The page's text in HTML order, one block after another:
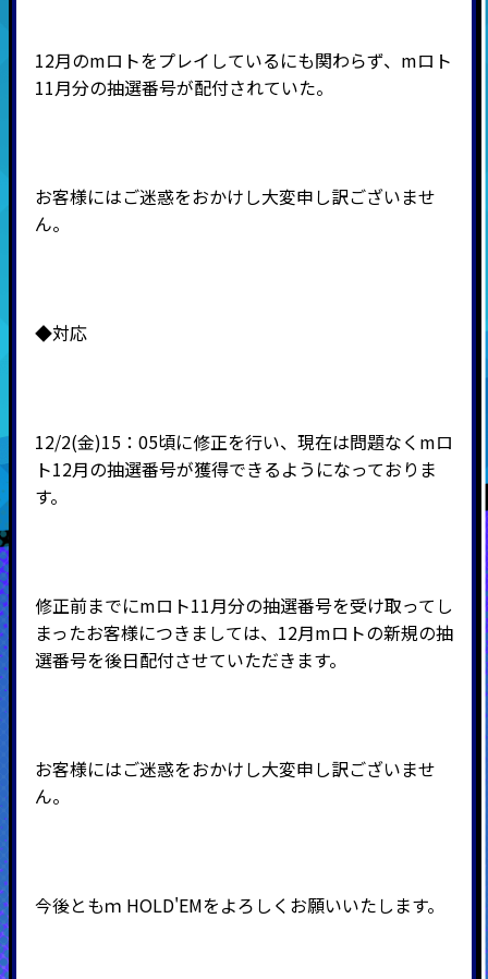
12月のmロトをプレイしているにも関わらず、mロト
11月分の抽選番号が配付されていた。
お客様にはご迷惑をおかけし大変申し訳ございませ
ん。
◆対応
12/2(金)15：05頃に修正を行い、現在は問題なくmロ
ト12月の抽選番号が獲得できるようになっておりま
す。
修正前までにmロト11月分の抽選番号を受け取ってし
まったお客様につきましては、12月mロトの新規の抽
選番号を後日配付させていただきます。
お客様にはご迷惑をおかけし大変申し訳ございませ
ん。
今後ともｍ HOLD'EMをよろしくお願いいたします。